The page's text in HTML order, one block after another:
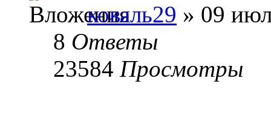
коваль29 » 09
8 Ответы
23584 Просмотры